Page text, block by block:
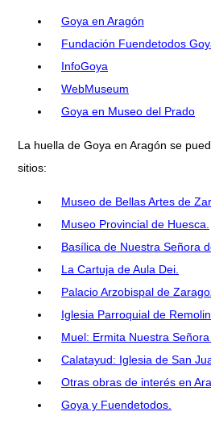
Goya en Aragón
Fundación Fuendetodos
InfoGoya
WebMuseum
Goya en Museo del Prado
La huella de Goya en Aragón se
sitios:
Museo de Bellas Artes de
Museo Provincial de Huesca.
Basílica de Nuestra Señora
La Cartuja de Aula Dei.
Palacio Arzobispal de
Iglesia Parroquial de
Muel: Ermita Nuestra
Calatayud: Iglesia de San
Otras obras de interés en
Goya y Fuendetodos.